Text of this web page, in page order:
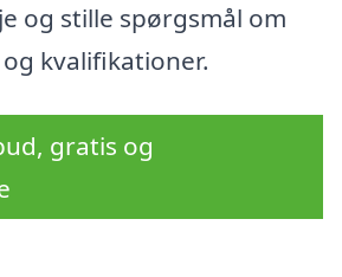
og stille spørgsmål om
kvalifikationer.
gratis og